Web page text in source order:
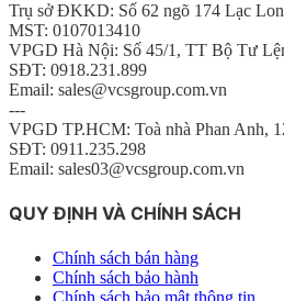
Trụ sở ĐKKD: Số 62 ngõ 174 Lạc
MST: 0107013410
VPGD Hà Nội: Số 45/1, TT Bộ Tư
SĐT: 0918.231.899
Email: sales@vcsgroup.com.vn
---
VPGD TP.HCM: Toà nhà Phan Anh,
SĐT: 0911.235.298
Email: sales03@vcsgroup.com.vn
QUY ĐỊNH VÀ CHÍNH SÁCH
Chính sách bán hàng
Chính sách bảo hành
Chính sách bảo mật thông tin